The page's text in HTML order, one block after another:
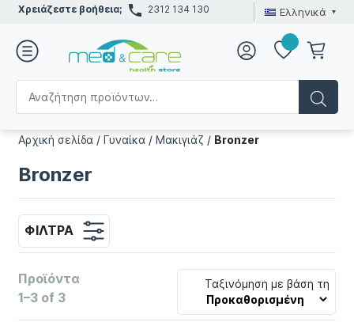
Χρειάζεστε βοήθεια; 2312 134 130 Ελληνικά
Αρχική σελίδα /Γυναίκα /Μακιγιάζ / Bronzer
Bronzer
ΦΊΛΤΡΑ
Προϊόντα
1–3 of 3
Ταξινόμηση με βάση τη